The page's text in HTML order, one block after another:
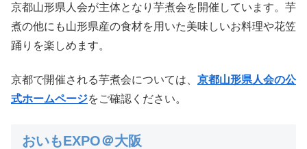
京都山形県人会が主体となり芋煮会を開催しています。芋
煮の他にも山形県産の食材を用いた美味しいお料理や花笠
踊りを楽しめます。
京都で開催される芋煮会については、 京都山形県人会の公
式ホームページをご確認ください。
おいもEXPO＠大阪